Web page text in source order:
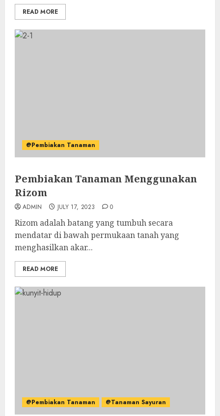
READ MORE
@Pembiakan Tanaman
Pembiakan Tanaman Menggunakan
Rizom
ADMIN JULY 17, 2023 0
Rizom adalah batang yang tumbuh secara
mendatar di bawah permukaan tanah yang
menghasilkan akar...
READ MORE
@Pembiakan Tanaman @Tanaman Sayuran